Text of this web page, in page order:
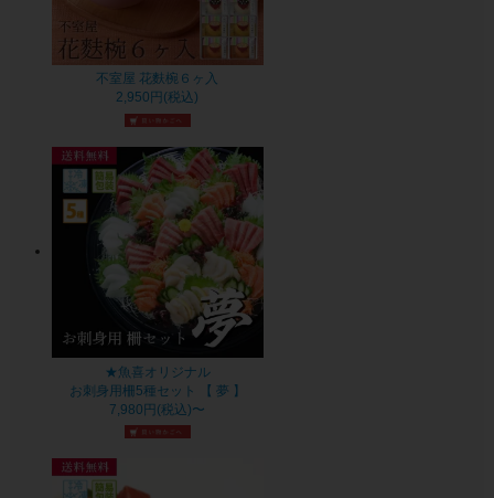
不室屋 花麩椀６ヶ入
2,950円(税込)
★魚喜オリジナル
お刺身用柵5種セット 【 夢 】
7,980円(税込)〜